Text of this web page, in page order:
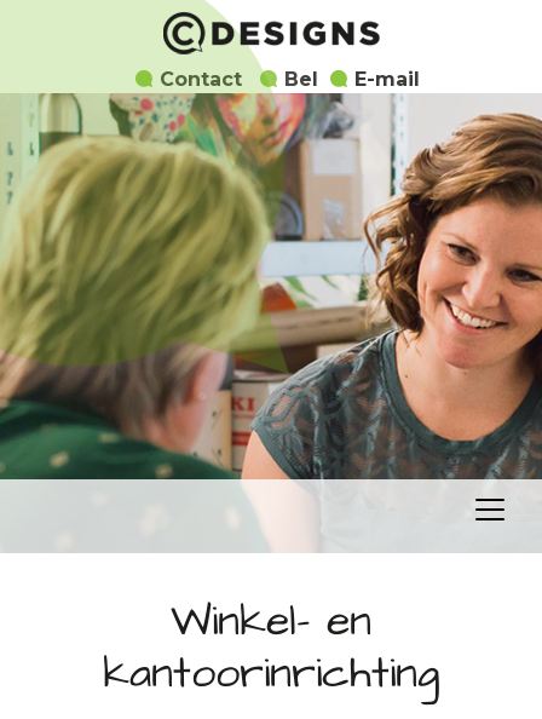
Contact Bel E-mail
Winkel- en
kantoorinrichting